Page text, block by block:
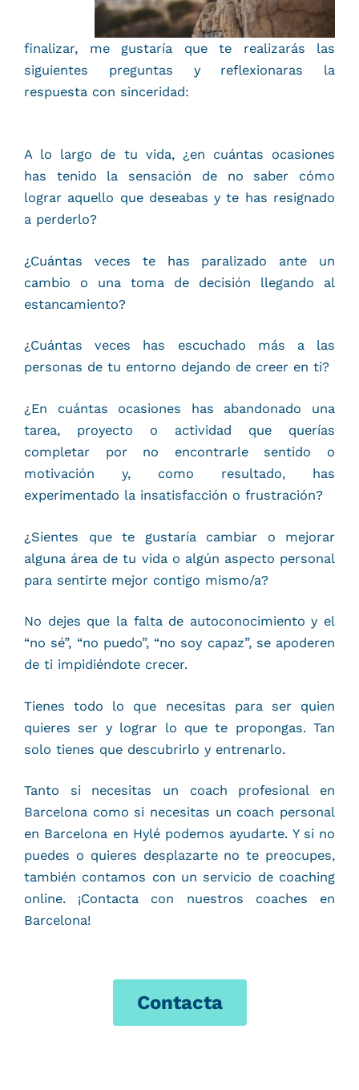
finalizar, me gustaría que te realizarás las
siguientes preguntas y reflexionaras la
respuesta con sinceridad:
A lo largo de tu vida, ¿en cuántas ocasiones
has tenido la sensación de no saber cómo
lograr aquello que deseabas y te has resignado
a perderlo?
¿Cuántas veces te has paralizado ante un
cambio o una toma de decisión llegando al
estancamiento?
¿Cuántas veces has escuchado más a las
personas de tu entorno dejando de creer en ti?
¿En cuántas ocasiones has abandonado una
tarea, proyecto o actividad que querías
completar por no encontrarle sentido o
motivación y, como resultado, has
experimentado la insatisfacción o frustración?
¿Sientes que te gustaría cambiar o mejorar
alguna área de tu vida o algún aspecto personal
para sentirte mejor contigo mismo/a?
No dejes que la falta de autoconocimiento y el
“no sé”, “no puedo”, “no soy capaz”, se apoderen
de ti impidiéndote crecer.
Tienes todo lo que necesitas para ser quien
quieres ser y lograr lo que te propongas. Tan
solo tienes que descubrirlo y entrenarlo.
Tanto si necesitas un coach profesional en
Barcelona como si necesitas un coach personal
en Barcelona en Hylé podemos ayudarte. Y si no
puedes o quieres desplazarte no te preocupes,
también contamos con un servicio de coaching
online. ¡Contacta con nuestros coaches en
Barcelona!
Contacta